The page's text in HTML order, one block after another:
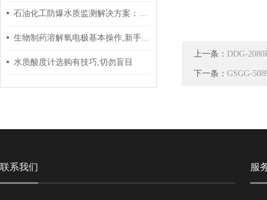
石油化工防爆水质监测解决方案：从选型到实施的全流程指南
生物制药溶解氧电极基本操作,新手不得不看
水质酸度计选购有技巧,切勿盲目
上一条： DDG-
下一条： GSGG-
联系我们 服